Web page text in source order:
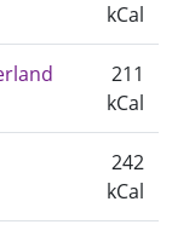
kCal
211
kCal
242
kCal